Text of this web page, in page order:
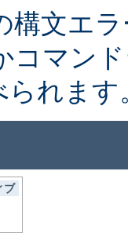
構文エ
コマン
られます
ブ